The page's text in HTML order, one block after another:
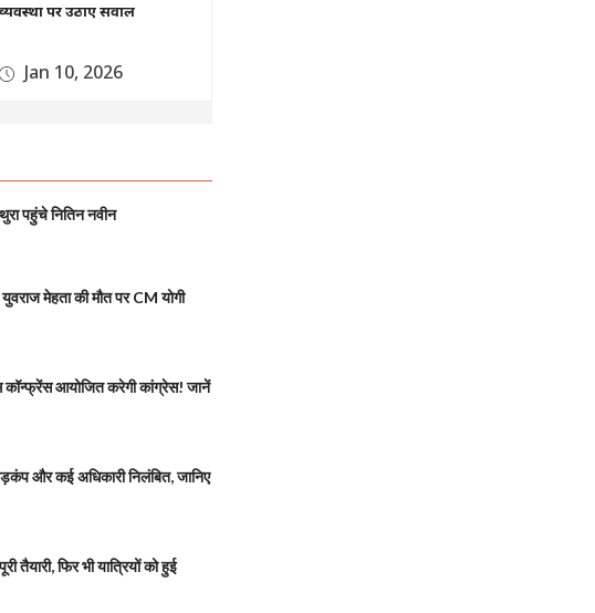
व्यवस्था पर उठाए सवाल
Jan 10, 2026
पहुंचे नितिन नवीन
मेहता की मौत पर CM योगी
आयोजित करेगी कांग्रेस! जानें
और कई अधिकारी निलंबित, जानिए
फिर भी यात्रियों को हुई